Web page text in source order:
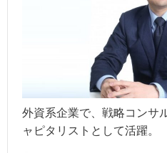
外資系企業で、戦略コンサ
ャピタリストとして活躍。